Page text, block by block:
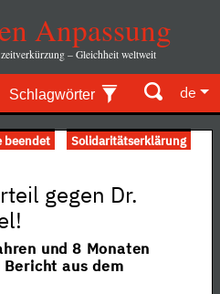
Anpassung
– Gleichheit weltweit
Schlagwörter de
beendet Solidaritätserklärung
gegen Dr.
und 8 Monaten
aus dem